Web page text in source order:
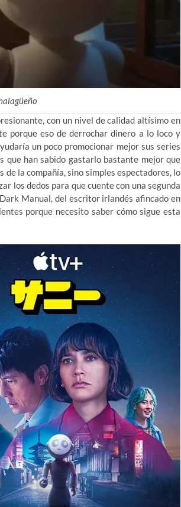
con un nivel de calidad altísimo en
porque eso de derrochar dinero a lo loco y
un poco promocionar mejor sus series
que han sabido gastarlo bastante mejor que
de la compañía, sino simples espectadores, lo
los dedos para que cuente con una segunda
Manual, del escritor irlandés afincado en
porque necesito saber cómo sigue esta